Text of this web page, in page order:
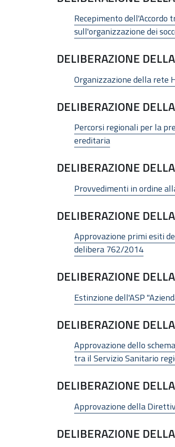
Recepimento dell'Accordo
sull'organizzazione dei
DELIBERAZIONE
Organizzazione della rete
DELIBERAZIONE
Percorsi regionali per la
ereditaria
DELIBERAZIONE
Provvedimenti in ordine
DELIBERAZIONE
Approvazione primi esiti
delibera 762/2014
DELIBERAZIONE
Estinzione dell'ASP
DELIBERAZIONE
Approvazione dello
tra il Servizio Sanitario
DELIBERAZIONE
Approvazione della
DELIBERAZIONE